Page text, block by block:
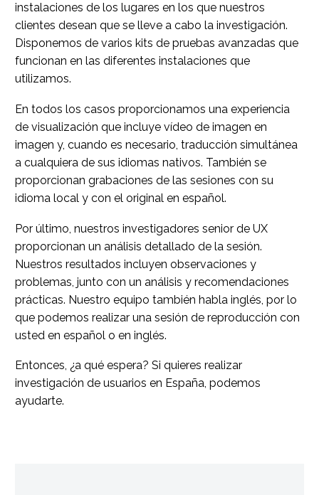
instalaciones de los lugares en los que nuestros
clientes desean que se lleve a cabo la investigación.
Disponemos de varios kits de pruebas avanzadas que
funcionan en las diferentes instalaciones que
utilizamos.
En todos los casos proporcionamos una experiencia
de visualización que incluye vídeo de imagen en
imagen y, cuando es necesario, traducción simultánea
a cualquiera de sus idiomas nativos. También se
proporcionan grabaciones de las sesiones con su
idioma local y con el original en español.
Por último, nuestros investigadores senior de UX
proporcionan un análisis detallado de la sesión.
Nuestros resultados incluyen observaciones y
problemas, junto con un análisis y recomendaciones
prácticas. Nuestro equipo también habla inglés, por lo
que podemos realizar una sesión de reproducción con
usted en español o en inglés.
Entonces, ¿a qué espera? Si quieres realizar
investigación de usuarios en España, podemos
ayudarte.